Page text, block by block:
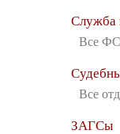
Служба
Все
Все
ЗАГСы